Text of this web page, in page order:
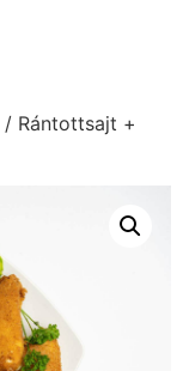
/ Rántottsajt +